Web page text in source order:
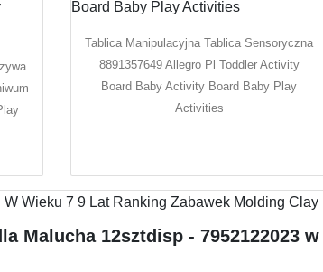
Tablica Manipulacyjna Tablica Sensoryczna
8891357649 Allegro Pl Toddler Activity
Board Baby Activity Board Baby Play
Activities
Malucha 12sztdisp - 7952122023